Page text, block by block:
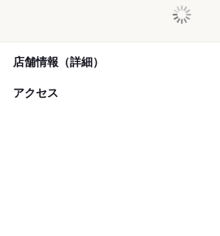
店舗情報（詳細）
アクセス